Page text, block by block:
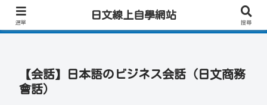
日文學習首選｜快速學會實用日文｜專業日籍老師一對一線上教學｜高效會話練
【会話】日本語のビジネス会話（日文商務
會話）
選單
日文線上自學網站
搜尋